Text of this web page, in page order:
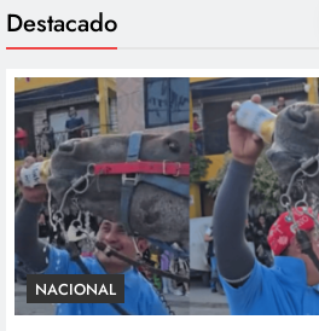
Destacado
NACIONAL